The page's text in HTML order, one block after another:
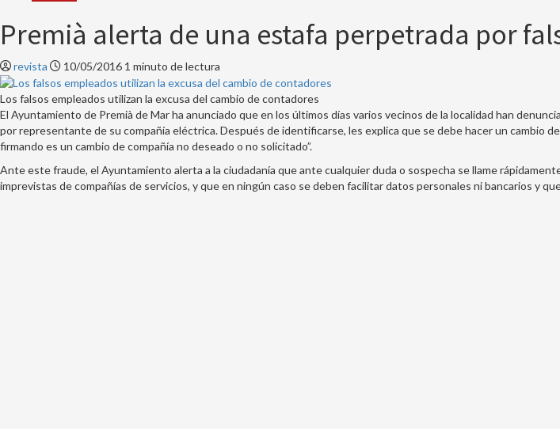
Premià alerta de una estafa perpetrada por
revista 10/05/2016 1 minuto de lectura
Los falsos empleados utilizan la excusa del cambio de contadores
El Ayuntamiento de Premià de Mar ha anunciado que en los últimos días varios vecinos de la localidad han
por representante de su compañía eléctrica. Después de identificarse, les explica que se debe hacer un cambio
firmando es un cambio de compañía no deseado o no solicitado”.
Ante este fraude, el Ayuntamiento alerta a la ciudadanía que ante cualquier duda o sospecha se llame
imprevistas de compañías de servicios, y que en ningún caso se deben facilitar datos personales ni bancarios y